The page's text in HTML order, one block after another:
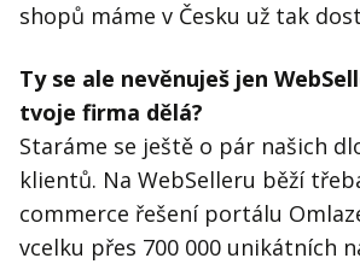
shopů máme v Česku už tak
Ty se ale nevěnuješ jen
tvoje firma dělá?
Staráme se ještě o pár našich
klientů. Na WebSelleru běží
commerce řešení portálu
vcelku přes 700 000 unikátních